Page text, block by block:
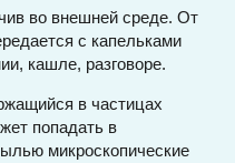
во внешней среде. От
с капельками
кашле, разговоре.
в частицах
попадать в
микроскопические